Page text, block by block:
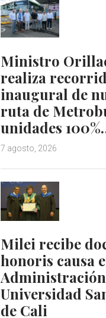
Ministro
realiza
inaugural de
ruta de
unidades
7 agosto, 2026
Milei recibe
honoris causa
Universidad
de Cali